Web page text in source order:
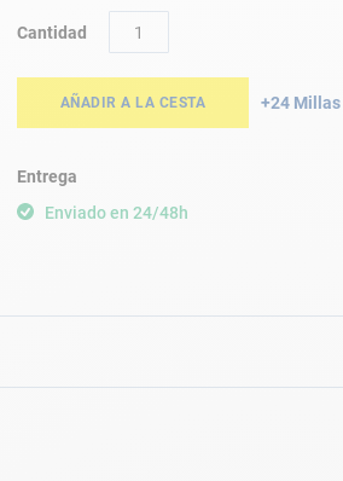
Cantidad
AÑADIR A LA CESTA +24 Millas
Entrega
Enviado en 24/48h